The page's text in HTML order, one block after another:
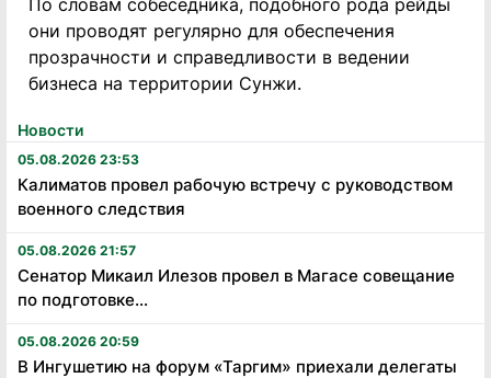
Новости
05.08.2026 23:53
Калиматов провел рабочую встречу с руководством
военного следствия
05.08.2026 21:57
Сенатор Микаил Илезов провел в Магасе совещание
по подготовке...
05.08.2026 20:59
В Ингушетию на форум «Таргим» приехали делегаты
они проводят регулярно для обеспечения
прозрачности и справедливости в ведении
бизнеса на территории Сунжи.